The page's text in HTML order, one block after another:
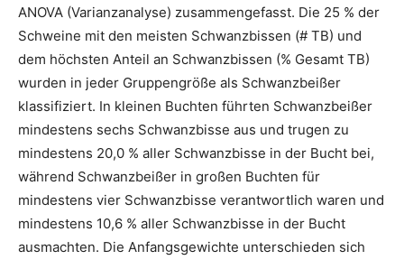
ANOVA (Varianzanalyse) zusammengefasst. Die 25 % der
Schweine mit den meisten Schwanzbissen (# TB) und
dem höchsten Anteil an Schwanzbissen (% Gesamt TB)
wurden in jeder Gruppengröße als Schwanzbeißer
klassifiziert. In kleinen Buchten führten Schwanzbeißer
mindestens sechs Schwanzbisse aus und trugen zu
mindestens 20,0 % aller Schwanzbisse in der Bucht bei,
während Schwanzbeißer in großen Buchten für
mindestens vier Schwanzbisse verantwortlich waren und
mindestens 10,6 % aller Schwanzbisse in der Bucht
ausmachten. Die Anfangsgewichte unterschieden sich